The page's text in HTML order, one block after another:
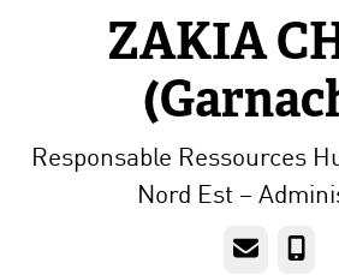
ZAKIA
Responsable Ressources
Nord Est –
E-mail